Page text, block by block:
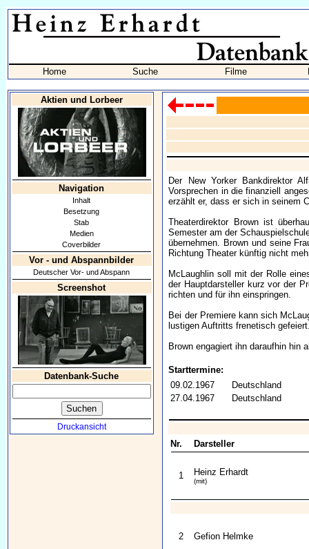
Home Suche Filme
Aktien und Lorbeer
Navigation
Inhalt
Besetzung
Stab
Medien
Coverbilder
Vor - und Abspannbilder
Deutscher Vor- und Abspann
Screenshot
Datenbank-Suche
Druckansicht
Der New Yorker Bankdirektor
Vorsprechen in die finanziell
erzählt er, dass er sich in seinem
Theaterdirektor Brown ist
Semester am der
übernehmen. Brown und seine
Richtung Theater künftig nicht
McLaughlin soll mit der Rolle
der Hauptdarsteller kurz vor der
richten und für ihn einspringen.
Bei der Premiere kann sich
lustigen Auftritts frenetisch
Brown engagiert ihn daraufhin hin
Starttermine:
09.02.1967
Deutschland
27.04.1967
Deutschland
Nr. Darsteller
1 Heinz Erhardt
(mit)
2 Gefion Helmke